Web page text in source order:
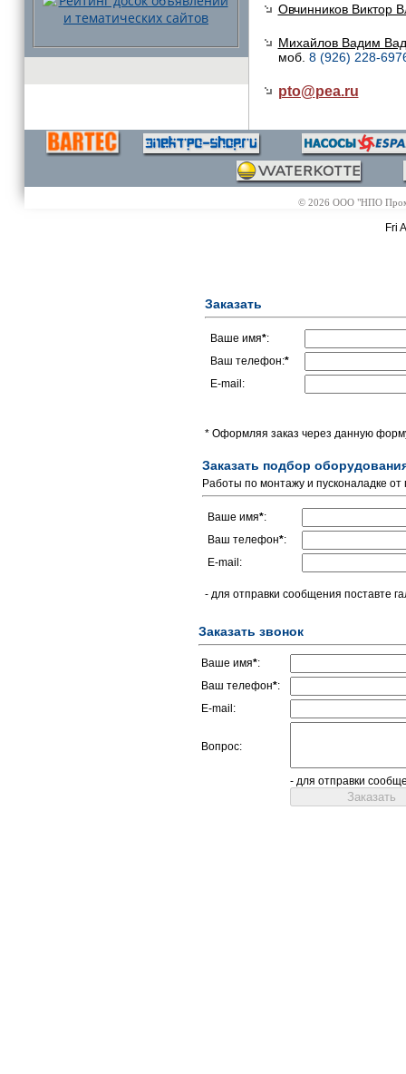
Овчинников Виктор
Михайлов Вадим
моб. 8 (926) 228-
pto@pea.ru
© 2026 ООО "НПО
Fri
Заказать
Ваше имя*:
Ваш телефон:*
E-mail:
* Оформляя заказ через данную
Заказать подбор
Работы по монтажу и пусконаладке
Ваше имя*:
Ваш телефон*:
E-mail:
- для отправки сообщения поставте
Заказать звонок
Ваше имя*:
Ваш телефон*:
E-mail:
Вопрос:
- для отправки